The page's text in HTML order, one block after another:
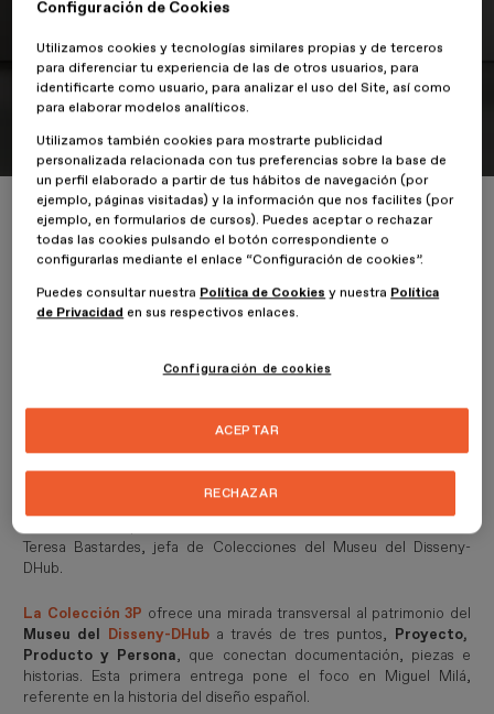
Colección 3P del Disseny Hub
Barcelona
La Colección 3P arranca con un volumen dedicado a Miguel Milá,
Inicio ESDESIGNERS Jordi Blasi, docente de ESDESIGN, participa en
4 Septiembre 2025
El próximo martes 9 de septiembre a las 18:30 h, el Disseny Hub
se inaugura con un volumen dedicado a una figura clave del diseño
Diseño de Producto y Modelado Digital
Teresa Bastardes, jefa de Colecciones del Museu del Disseny-
DHub.
La Colección 3P ofrece una mirada transversal al patrimonio del
Museu del Disseny-DHub a través de tres puntos, Proyecto,
Producto y Persona, que conectan documentación, piezas e
historias. Esta primera entrega pone el foco en Miguel Milá,
referente en la historia del diseño español.
Configuración de Cookies
Utilizamos cookies y tecnologías similares propias y de terceros
para diferenciar tu experiencia de las de otros usuarios, para
identificarte como usuario, para analizar el uso del Site, así como
para elaborar modelos analíticos.
Utilizamos también cookies para mostrarte publicidad
personalizada relacionada con tus preferencias sobre la base de
un perfil elaborado a partir de tus hábitos de navegación (por
ejemplo, páginas visitadas) y la información que nos facilites (por
ejemplo, en formularios de cursos). Puedes aceptar o rechazar
todas las cookies pulsando el botón correspondiente o
configurarlas mediante el enlace “Configuración de cookies”.
Puedes consultar nuestra Política de Cookies y nuestra Política
de Privacidad en sus respectivos enlaces.
Configuración de cookies
RECHAZAR
ACEPTAR